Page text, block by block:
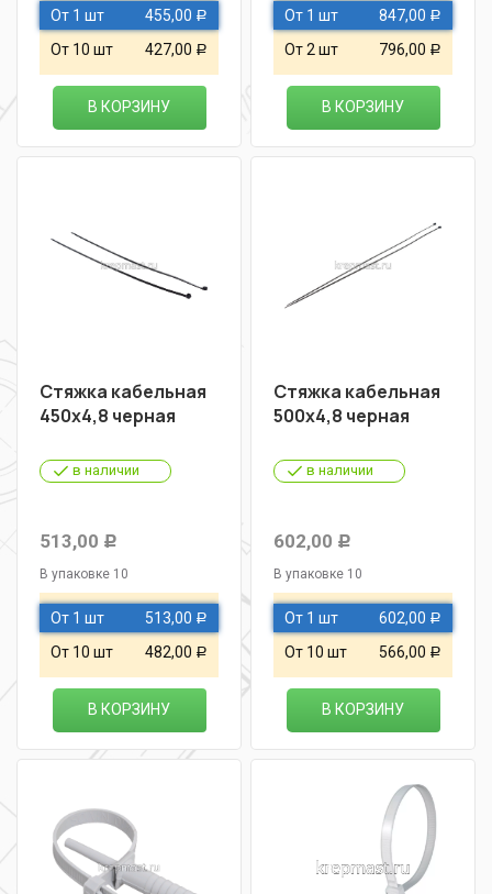
От 1 шт 455,00 Р
От 10 шт 427,00 Р
В КОРЗИНУ
От 1 шт 847,00 Р
От 2 шт 796,00 Р
В КОРЗИНУ
Стяжка кабельная
450х4,8 черная
в наличии
513,00 Р
В упаковке 10
От 1 шт 513,00 Р
От 10 шт 482,00 Р
В КОРЗИНУ
Стяжка кабельная
500х4,8 черная
в наличии
602,00 Р
В упаковке 10
От 1 шт 602,00 Р
От 10 шт 566,00 Р
В КОРЗИНУ